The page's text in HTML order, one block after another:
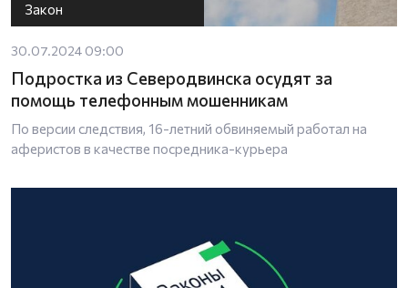
Закон
30.07.2024 09:00
Подростка из Северодвинска осудят за
помощь телефонным мошенникам
По версии следствия, 16-летний обвиняемый работал на
аферистов в качестве посредника-курьера